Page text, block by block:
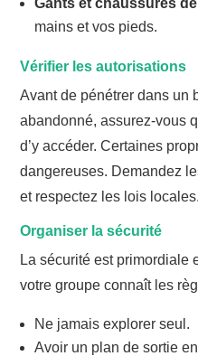
Gants et chaussures
mains et vos pieds.
Vérifier les autorisations
Avant de pénétrer dans un
abandonné, assurez-vous
d’y accéder. Certaines
dangereuses. Demandez
et respectez les lois locales.
Organiser la sécurité
La sécurité est primordiale
votre groupe connaît les
Ne jamais explorer seul.
Avoir un plan de sortie